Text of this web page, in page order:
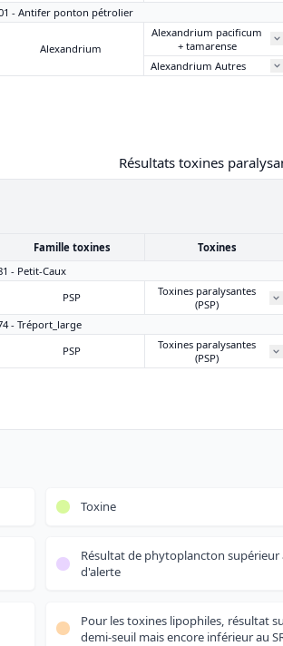
- Antifer ponton pétrolier
Alexandrium
Alexandrium pacificum
+ tamarense
Alexandrium Autres
Résultats toxines
Famille toxines Toxines
- Petit-Caux
PSP
Toxines paralysantes
(PSP)
- Tréport_large
PSP
Toxines paralysantes
(PSP)
Toxine
Résultat de phytoplancton supérieur
d'alerte
Pour les toxines lipophiles, résultat
demi-seuil mais encore inférieur au